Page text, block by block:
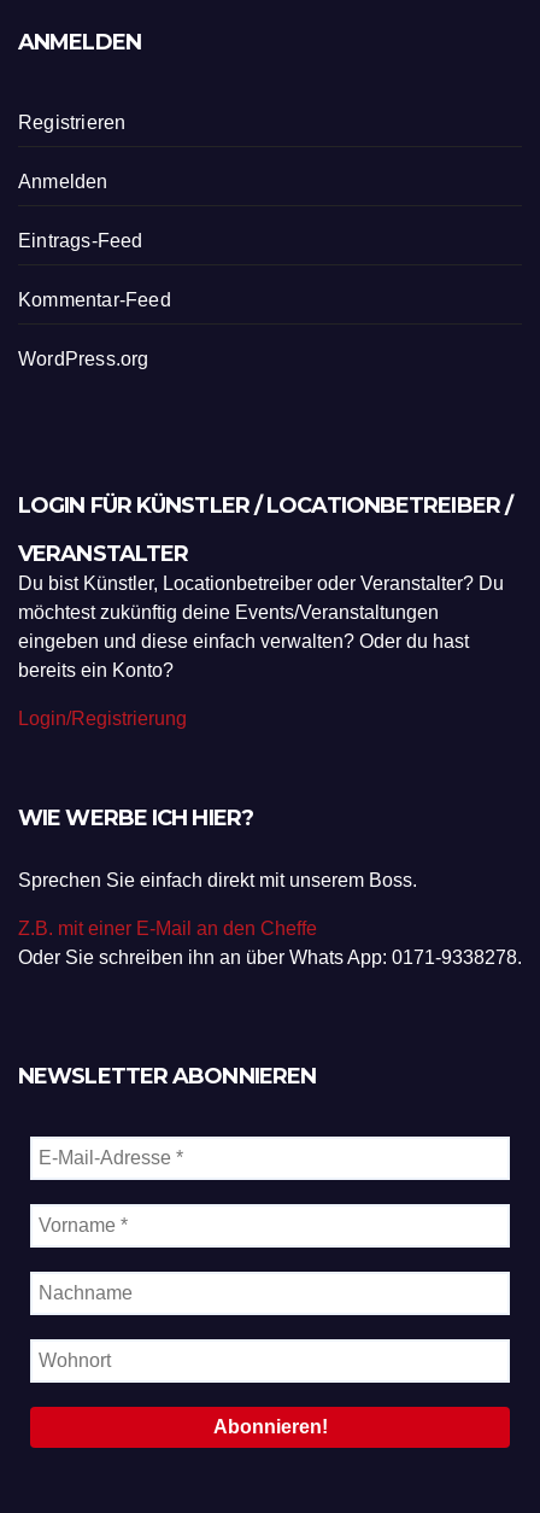
ANMELDEN
Registrieren
Anmelden
Eintrags-Feed
Kommentar-Feed
WordPress.org
LOGIN FÜR KÜNSTLER / LOCATIONBETREIBER /
VERANSTALTER
Du bist Künstler, Locationbetreiber oder Veranstalter? Du
möchtest zukünftig deine Events/Veranstaltungen
eingeben und diese einfach verwalten? Oder du hast
bereits ein Konto?
Login/Registrierung
WIE WERBE ICH HIER?
Sprechen Sie einfach direkt mit unserem Boss.
Z.B. mit einer E-Mail an den Cheffe
Oder Sie schreiben ihn an über Whats App: 0171-9338278.
NEWSLETTER ABONNIEREN